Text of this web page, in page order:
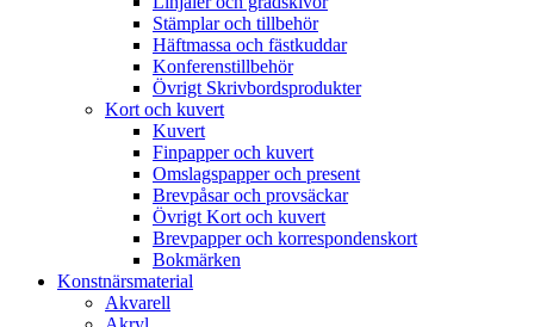
Stämplar och tillbehör
Häftmassa och fästkuddar
Konferenstillbehör
Övrigt Skrivbordsprodukter
Kort och kuvert
Kuvert
Finpapper och kuvert
Omslagspapper och present
Brevpåsar och provsäckar
Övrigt Kort och kuvert
Brevpapper och korrespondenskort
Bokmärken
Konstnärsmaterial
Akvarell